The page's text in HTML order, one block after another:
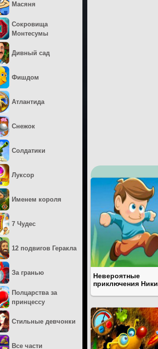
Невероятные
приключения Ники
Масяня
Сокровища
Монтесумы
Дивный сад
Фишдом
Атлантида
Снежок
Солдатики
Луксор
Именем короля
7 Чудес
12 подвигов Геракла
За гранью
Полцарства за
принцессу
Стильные девчонки
Все части